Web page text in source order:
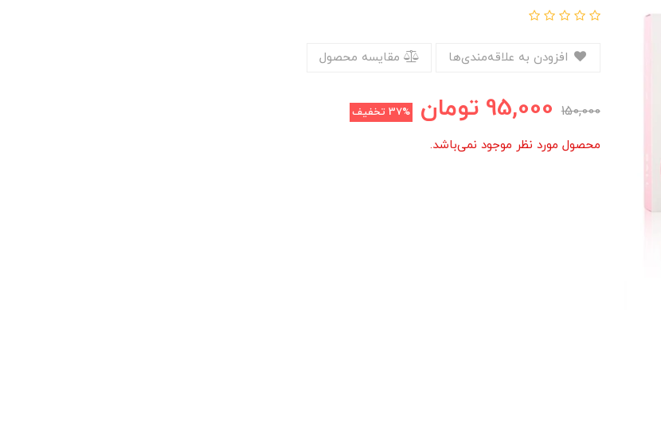
مقایسه محصول
150,000
95,000 تومان 37% تخفیف
محصول مورد نظر موجود نمی‌باشد.